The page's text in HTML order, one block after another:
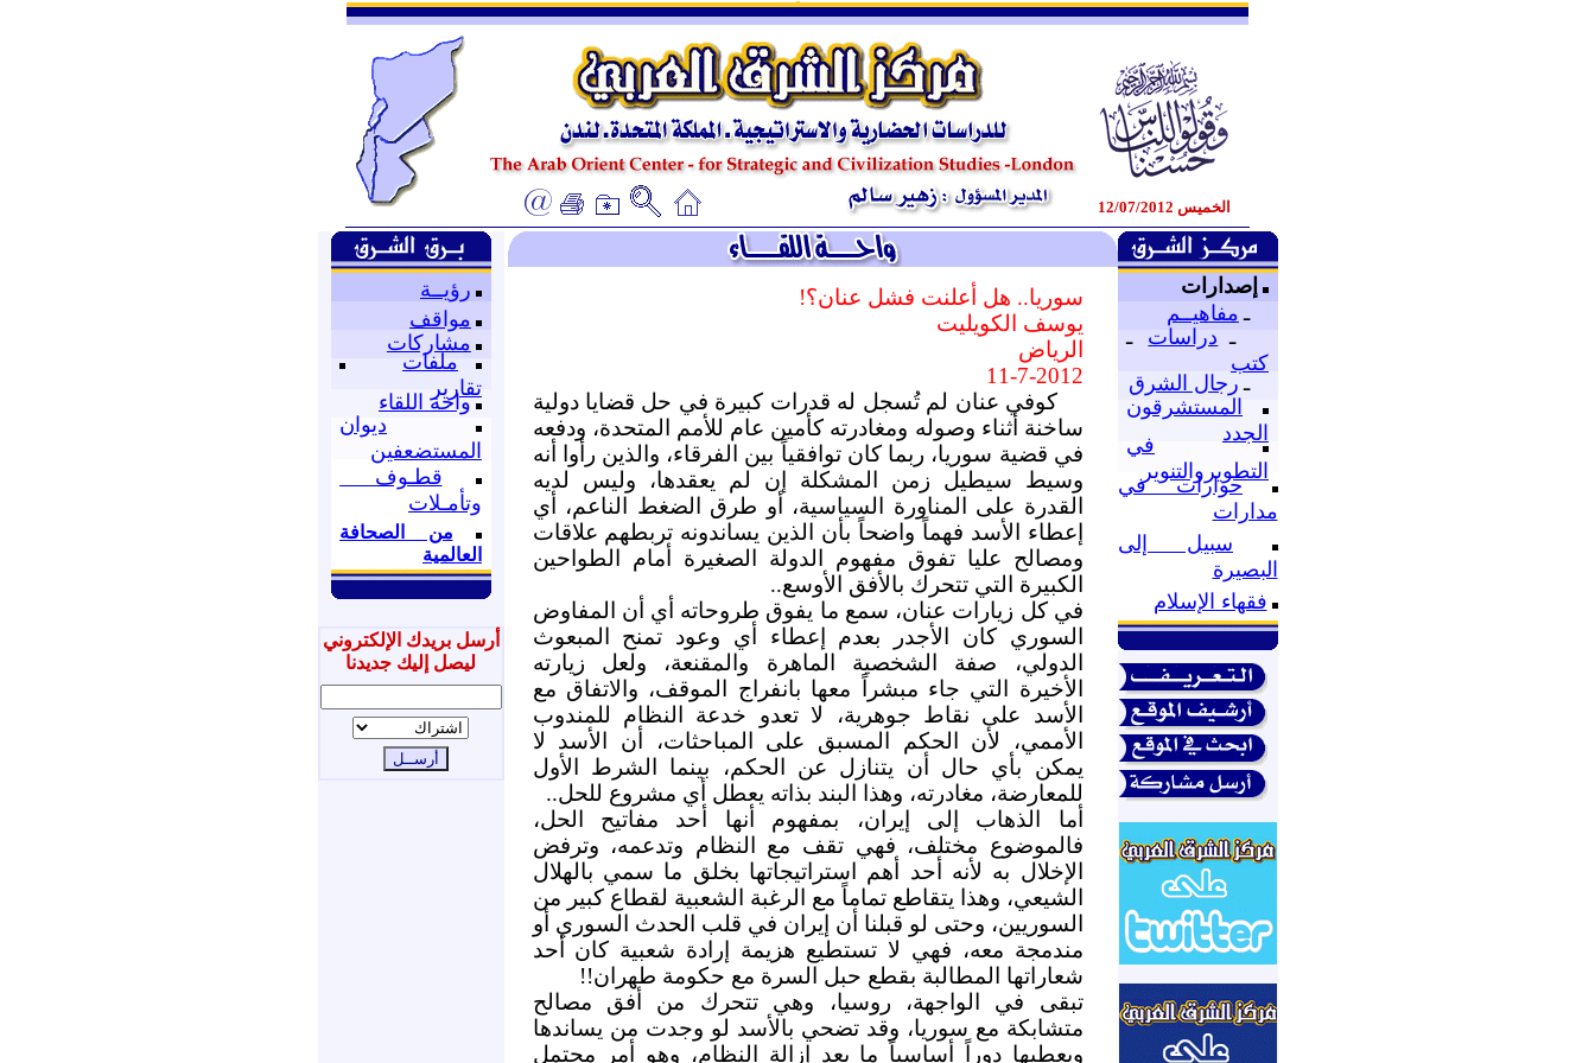
ـ
ـ
الخميس 12/07/2012
رؤيــة
مواقف
مشاركات
ملفات
تقارير
واحة اللقاء
ديوان
المستضعفين
قطـوف
وتأمـلات
من الصحافة
العالمية
أرسل بريدك الإلكتروني
ليصل إليك جديدنا
إصدارات
ـ مفاهيــم
ـ دراسات
ـ
كتب
ـ رجال الشرق
المستشرقون
الجدد
في
التطويروالتنوير
حوارات في
مدارات
سبيل إلى
البصيرة
فقهاء الإسلام
سوريا.. هل أعلنت فشل عنان؟!
يوسف الكويليت
الرياض
11-7-2012
كوفي عنان لم تُسجل له قدرات كبيرة في حل قضايا دولية
ساخنة أثناء وصوله ومغادرته كأمين عام للأمم المتحدة، ودفعه
في قضية سوريا، ربما كان توافقياً بين الفرقاء، والذين رأوا أنه
وسيط سيطيل زمن المشكلة إن لم يعقدها، وليس لديه
القدرة على المناورة السياسية، أو طرق الضغط الناعم، أي
إعطاء الأسد فهماً واضحاً بأن الذين يساندونه تربطهم علاقات
ومصالح عليا تفوق مفهوم الدولة الصغيرة أمام الطواحين
الكبيرة التي تتحرك بالأفق الأوسع..
في كل زيارات عنان، سمع ما يفوق طروحاته أي أن المفاوض
السوري كان الأجدر بعدم إعطاء أي وعود تمنح المبعوث
الدولي، صفة الشخصية الماهرة والمقنعة، ولعل زيارته
الأخيرة التي جاء مبشراً معها بانفراج الموقف، والاتفاق مع
الأسد على نقاط جوهرية، لا تعدو خدعة النظام للمندوب
الأممي، لأن الحكم المسبق على المباحثات، أن الأسد لا
يمكن بأي حال أن يتنازل عن الحكم، بينما الشرط الأول
للمعارضة، مغادرته، وهذا البند بذاته يعطل أي مشروع للحل..
أما الذهاب إلى إيران، بمفهوم أنها أحد مفاتيح الحل،
فالموضوع مختلف، فهي تقف مع النظام وتدعمه، وترفض
الإخلال به لأنه أحد أهم استراتيجاتها بخلق ما سمي بالهلال
الشيعي، وهذا يتقاطع تماماً مع الرغبة الشعبية لقطاع كبير من
السوريين، وحتى لو قبلنا أن إيران في قلب الحدث السوري أو
مندمجة معه، فهي لا تستطيع هزيمة إرادة شعبية كان أحد
شعاراتها المطالبة بقطع حبل السرة مع حكومة طهران!!
تبقى في الواجهة، روسيا، وهي تتحرك من أفق مصالح
متشابكة مع سوريا، وقد تضحي بالأسد لو وجدت من يساندها
ويعطيها دوراً أساسياً ما بعد إزالة النظام، وهو أمر محتمل